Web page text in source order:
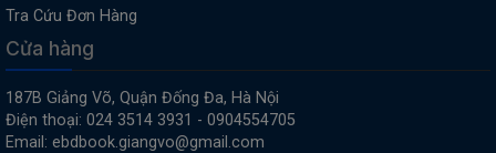
Tra Cứu Đơn Hàng
Cửa hàng
187B Giảng Võ, Quận Đống Đa, Hà Nội
Điện thoại: 024 3514 3931 - 0904554705
Email: ebdbook.giangvo@gmail.com